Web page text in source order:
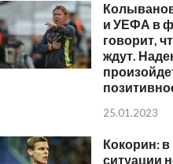
и УЕФА в
говорит,
ждут.
25.01.2023
Кокорин:
ситуации